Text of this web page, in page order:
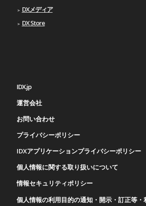
DXメディア
DX Store
IDX.jp
運営会社
お問い合わせ
プライバシーポリシー
IDXアプリケーションプライバシーポリシー
個人情報に関する取り扱いについて
情報セキュリティポリシー
個人情報の利用目的の通知・開示・訂正等・